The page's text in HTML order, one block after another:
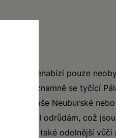
nenabízí pouze
a na významně se tyčící
naše Neuburské
PIWI odrůdám, což
a jsou také odolnější vůči